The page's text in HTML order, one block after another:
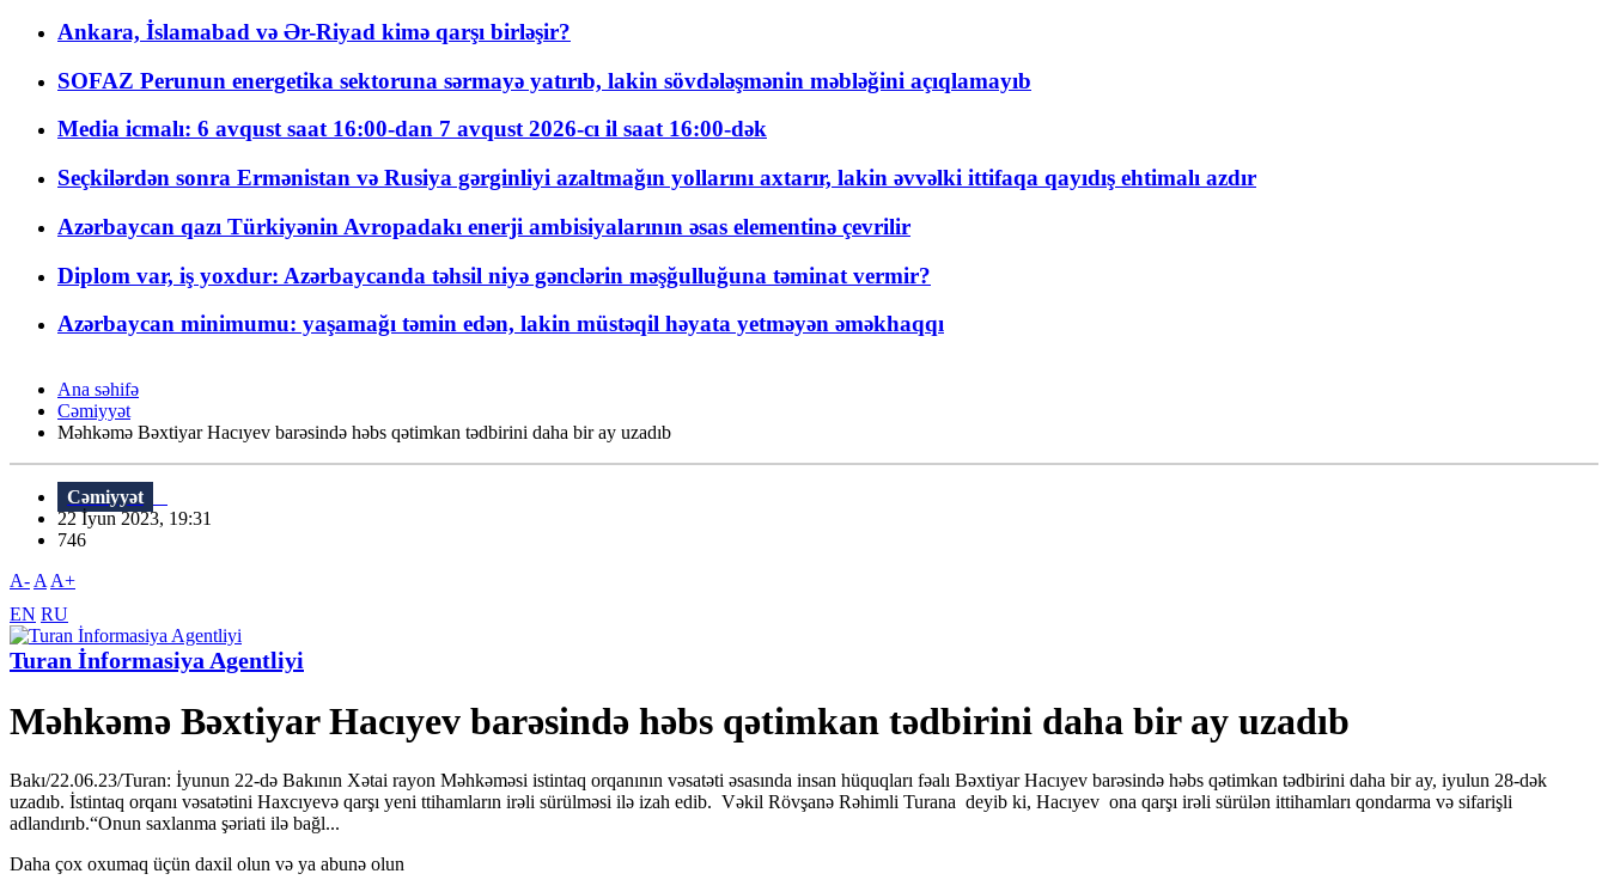
Ankara, İslamabad və Ər-Riyad kimə qarşı birləşir?
SOFAZ Perunun energetika sektoruna sərmayə yatırıb, lakin sövdələşmənin məbləğini açıqlamayıb
Media icmalı: 6 avqust saat 16:00-dan 7 avqust 2026-cı il saat 16:00-dək
Seçkilərdən sonra Ermənistan və Rusiya gərginliyi azaltmağın yollarını axtarır, lakin əvvəlki ittifaqa qayıdış ehtimalı azdır
Azərbaycan qazı Türkiyənin Avropadakı enerji ambisiyalarının əsas elementinə çevrilir
Diplom var, iş yoxdur: Azərbaycanda təhsil niyə gənclərin məşğulluğuna təminat vermir?
Azərbaycan minimumu: yaşamağı təmin edən, lakin müstəqil həyata yetməyən əməkhaqqı
Ana səhifə
Cəmiyyət
Məhkəmə Bəxtiyar Hacıyev barəsində həbs qətimkan tədbirini daha bir ay uzadıb
Cəmiyyət
22 İyun 2023, 19:31
746
A- A A+
EN RU
Turan İnformasiya Agentliyi
Məhkəmə Bəxtiyar Hacıyev barəsində həbs qətimkan tədbirini daha bir ay uzadıb
Bakı/22.06.23/Turan: İyunun 22-də Bakının Xətai rayon Məhkəməsi istintaq orqanının vəsatəti əsasında insan hüquqları fəalı Bəxtiyar Hacıyev barəsində həbs qətimkan tədbirini daha bir ay, iyulun 28-dək
uzadıb. İstintaq orqanı vəsatətini Haxcıyevə qarşı yeni ttihamların irəli sürülməsi ilə izah edib. Vəkil Rövşanə Rəhimli Turana deyib ki, Hacıyev ona qarşı irəli sürülən ittihamları qondarma və sifarişli
adlandırıb.“Onun saxlanma şəriati ilə bağl...
Daha çox oxumaq üçün daxil olun və ya abunə olun